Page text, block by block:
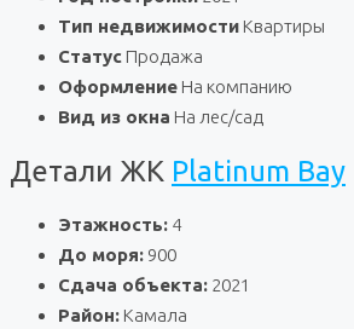
Тип недвижимости Квартиры
Статус Продажа
Оформление На компанию
Вид из окна На лес/сад
Детали ЖК Platinum Bay
Этажность: 4
До моря: 900
Сдача объекта: 2021
Район: Камала